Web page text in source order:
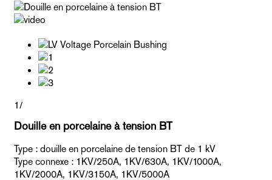
1/
Douille en porcelaine à tension BT
Type : douille en porcelaine de tension BT de 1 kV
Type connexe : 1KV/250A, 1KV/630A, 1KV/1000A,
1KV/2000A, 1KV/3150A, 1KV/5000A